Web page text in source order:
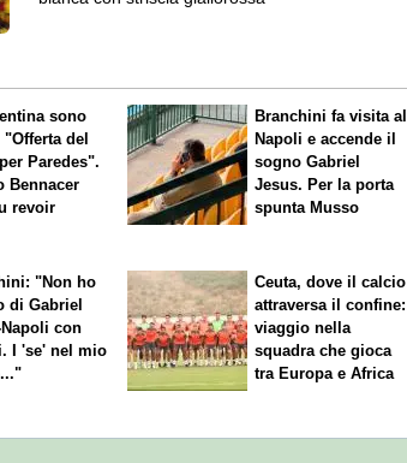
sono
del
Paredes".
Bennacer
revoir
Branchini fa visita al
Napoli e accende il
sogno Gabriel
Jesus. Per la porta
spunta Musso
"Non ho
di Gabriel
con
I 'se' nel mio
Ceuta, dove il calcio
attraversa il confine:
viaggio nella
squadra che gioca
tra Europa e Africa